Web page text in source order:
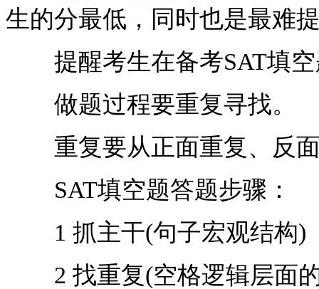
生的分最低，同时也是最难
提醒考生在备考SAT填空
做题过程要重复寻找。
重复要从正面重复、反面
SAT填空题答题步骤：
1 抓主干(句子宏观结构)
2 找重复(空格逻辑层面